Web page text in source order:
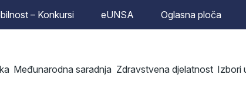
– Konkursi eUNSA Oglasna ploča
Međunarodna saradnja Zdravstvena djelatnost Izbori
FAKULTET